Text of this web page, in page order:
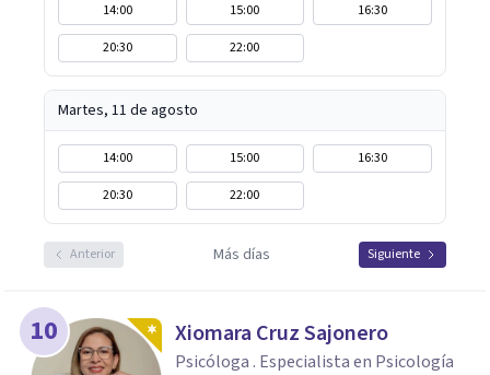
14:00 15:00
16:30
20:30
22:00
Martes, 11 de agosto
14:00 15:00
16:30
20:30
22:00
Anterior Más días Siguiente
10 Xiomara Cruz Sajonero
Psicóloga . Especialista en Psicología